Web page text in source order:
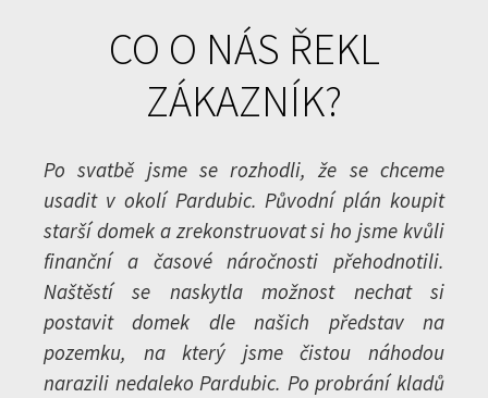
CO O NÁS ŘEKL
ZÁKAZNÍK?
Po svatbě jsme se rozhodli, že se chceme
usadit v okolí Pardubic. Původní plán koupit
starší domek a zrekonstruovat si ho jsme kvůli
finanční a časové náročnosti přehodnotili.
Naštěstí se naskytla možnost nechat si
postavit domek dle našich představ na
pozemku, na který jsme čistou náhodou
narazili nedaleko Pardubic. Po probrání kladů